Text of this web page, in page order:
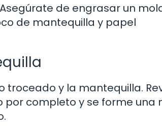
de engrasar un
de mantequilla y papel
troceado y la mantequilla.
completo y se forme una